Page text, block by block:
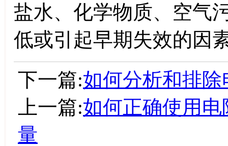
盐水、化学物质、空气
低或引起早期失效的因
下一篇:如何分析和排
上一篇:如何正确使用
量